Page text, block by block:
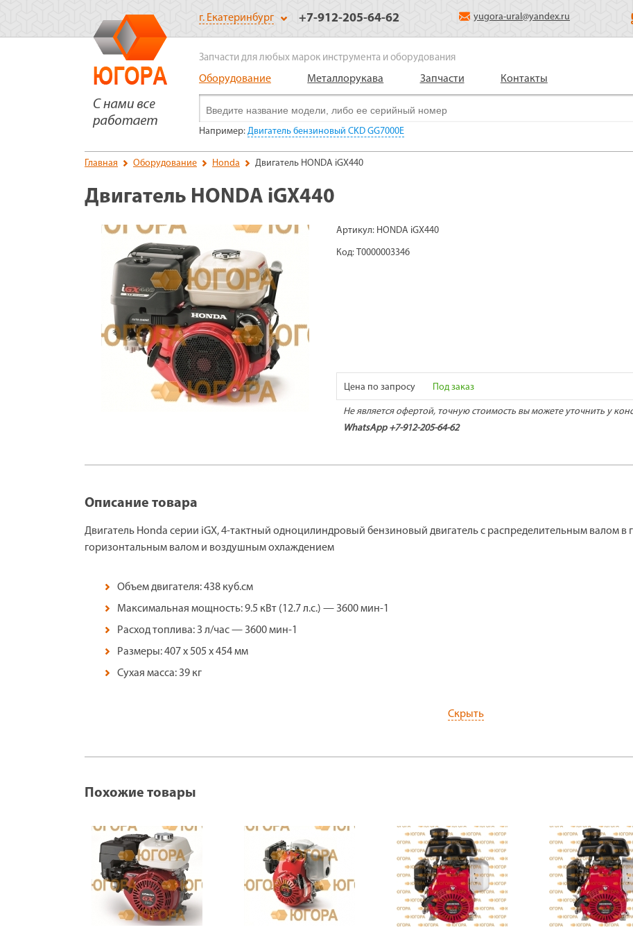
г. Екатеринбург +7-912-205-64-62 yugora-ural@yandex.ru
Запчасти для любых марок инструмента и оборудования
Оборудование Металлорукава Запчасти Контакты
Например: Двигатель бензиновый CKD GG7000E
Главная Оборудование Honda Двигатель HONDA iGX440
Двигатель HONDA iGX440
Артикул: HONDA iGX440
Код: Т0000003346
Цена по запросу Под заказ
Не является офертой, точную стоимость вы можете уточнить у
WhatsApp +7-912-205-64-62
Описание товара
Двигатель Honda серии iGX, 4-тактный одноцилиндровый бензиновый двигатель с распределительным валом в
горизонтальным валом и воздушным охлаждением
Объем двигателя: 438 куб.см
Максимальная мощность: 9.5 кВт (12.7 л.с.) — 3600 мин-1
Расход топлива: 3 л/час — 3600 мин-1
Размеры: 407 x 505 x 454 мм
Сухая масса: 39 кг
Скрыть
Похожие товары